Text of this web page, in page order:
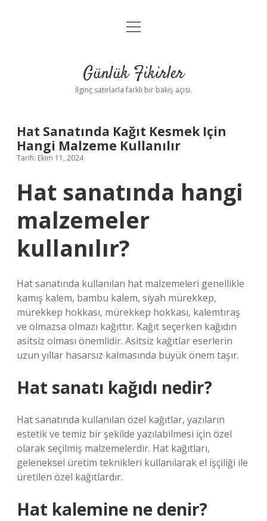
Anasayfa
Yasal Uyarı
menüyü
Günlük Fikirler
İlginç satırlarla farklı bir bakış açısı.
Hat Sanatında Kağıt Kesmek Için
Hangi Malzeme Kullanılır
Tarih: Ekim 11, 2024
Hat sanatında hangi
malzemeler
kullanılır?
Hat sanatında kullanılan hat malzemeleri genellikle
kamış kalem, bambu kalem, siyah mürekkep,
mürekkep hokkası, mürekkep hokkası, kalemtıraş
ve olmazsa olmazı kağıttır. Kağıt seçerken kağıdın
asitsiz olması önemlidir. Asitsiz kağıtlar eserlerin
uzun yıllar hasarsız kalmasında büyük önem taşır.
Hat sanatı kağıdı nedir?
Hat sanatında kullanılan özel kağıtlar, yazıların
estetik ve temiz bir şekilde yazılabilmesi için özel
olarak seçilmiş malzemelerdir. Hat kağıtları,
geleneksel üretim teknikleri kullanılarak el işçiliği ile
üretilen özel kağıtlardır.
Hat kalemine ne denir?